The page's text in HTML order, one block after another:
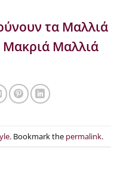
τα Μαλλιά
Μακριά Μαλλιά
. Bookmark the permalink.